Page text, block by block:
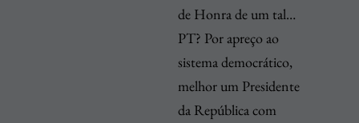
de Honra de um tal…
PT? Por apreço ao
sistema democrático,
melhor um Presidente
da República com